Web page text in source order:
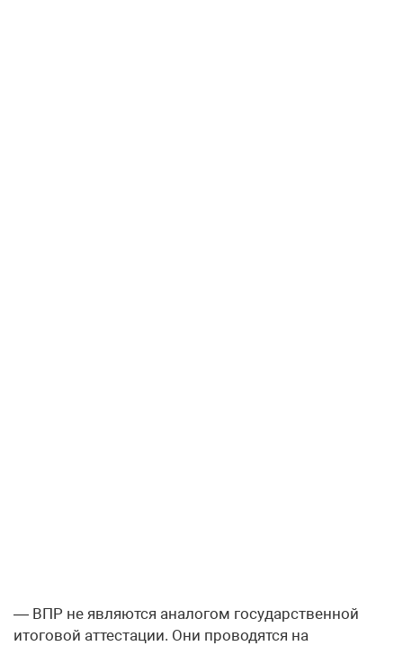
— ВПР не являются аналогом государственной
итоговой аттестации. Они проводятся на